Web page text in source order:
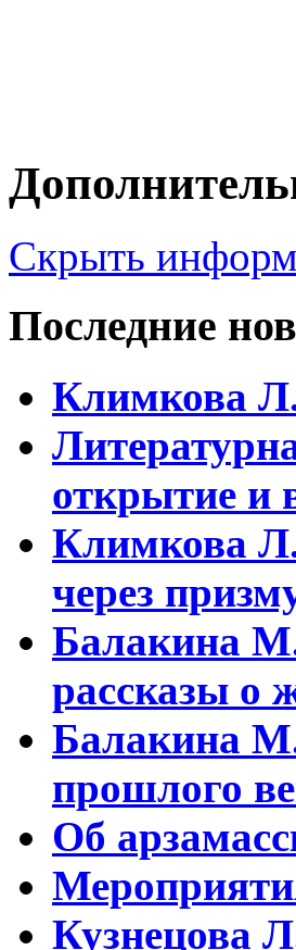
Скрыть
Последние
Климкова
открытие и
Климкова
через
Балакина
рассказы о
Балакина
прошлого
Об
Кузнецова